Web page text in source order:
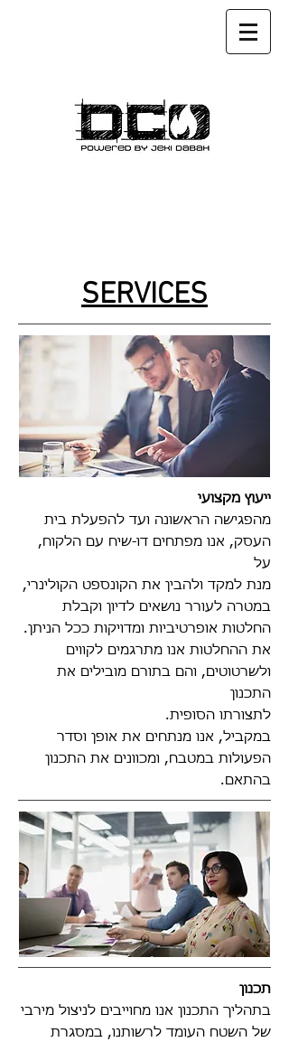
SERVICES
ייעוץ מקצועי
מהפגישה הראשונה ועד להפעלת בית
העסק, אנו מפתחים דו-שיח עם הלקוח,
על
מנת למקד ולהבין את הקונספט הקולינרי,
במטרה לעורר נושאים לדיון וקבלת
החלטות אופרטיביות ומדויקות ככל הניתן.​
את ההחלטות אנו מתרגמים לקווים
ולשרטוטים, והם בתורם מובילים את
התכנון
לתצורתו הסופית.​
במקביל, אנו מנתחים את אופן וסדר
הפעולות במטבח, ומכוונים את התכנון
בהתאם.
​תכנון​
בתהליך התכנון אנו מחוייבים לניצול מירבי
של השטח העומד לרשותנו, במסגרת